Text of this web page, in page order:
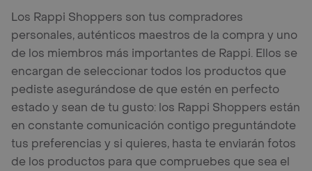
Los Rappi Shoppers son tus compradores
personales, auténticos maestros de la compra y uno
de los miembros más importantes de Rappi. Ellos se
encargan de seleccionar todos los productos que
pediste asegurándose de que estén en perfecto
estado y sean de tu gusto: los Rappi Shoppers están
en constante comunicación contigo preguntándote
tus preferencias y si quieres, hasta te enviarán fotos
de los productos para que compruebes que sea el